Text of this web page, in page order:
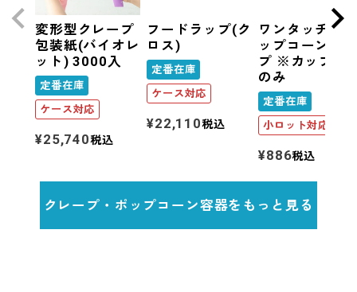
変形型クレープ
包装紙(バイオレ
ット) 3000入
定番在庫
ケース対応
¥25,740税込
フードラップ(ク
ロス)
定番在庫
ケース対応
¥22,110税込
ワンタッチ式ポ
ップコーンカッ
プ ※カップ部
のみ
定番在庫
小ロット対応
¥886税込
クレープ・ポップコーン容器をもっと見る